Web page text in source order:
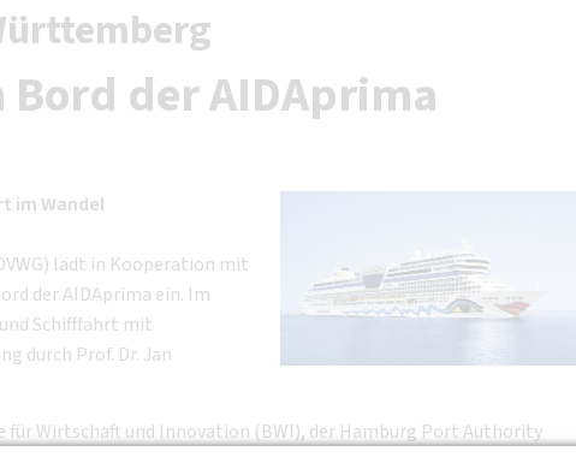
der AIDAprima
im Wandel
lädt in Kooperation mit
der AIDAprima ein. Im
Schifffahrt mit
durch Prof. Dr. Jan
für Wirtschaft und Innovation (BWI), der Hamburg Port Authority